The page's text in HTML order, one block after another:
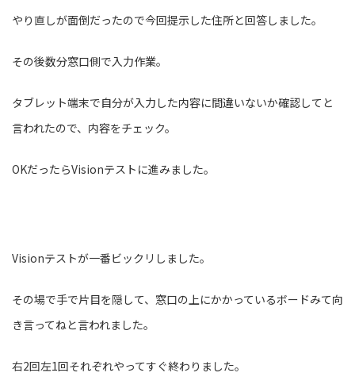
やり直しが面倒だったので今回提示した住所と回答しました。
その後数分窓口側で入力作業。
タブレット端末で自分が入力した内容に間違いないか確認してと
言われたので、内容をチェック。
OKだったらVisionテストに進みました。
Visionテストが一番ビックリしました。
その場で手で片目を隠して、窓口の上にかかっているボードみて向
き言ってねと言われました。
右2回左1回それぞれやってすぐ終わりました。